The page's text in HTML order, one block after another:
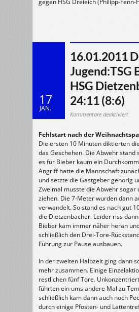
gegen HSG Dreieich (Philipp-Fenn-
17
JAN.
16.01.2011
Jugend:TSG
HSG
24:11 (8:6)
Kommentare deaktiviertfür
–
HSG
(8:6)
Fehlstart nach der
Die ersten 10 Minuten diktierten
das Geschehen. Die Abwehr stand
es für Bieber kaum ein
Angriff hatte die Mannschaft
und setzte die Gastgeber gehörig
Zweimal musste die Abwehr sogar
ziehen. Die 7-Meter wurden dann
verwandelt. So stand es nach gut
die Dietzenbacher. Leider riss
Bieber kam immer näher heran
schließlich den Drei-Tore-
Führung zur Pause ausbauen.
In der zweiten Halbzeit ging dann
mehr zusammen. Einige
restlichen fünf Tore.
führten ein ums andere Mal zu
schließlich kam dann auch noch
durch einige Pfosten- und